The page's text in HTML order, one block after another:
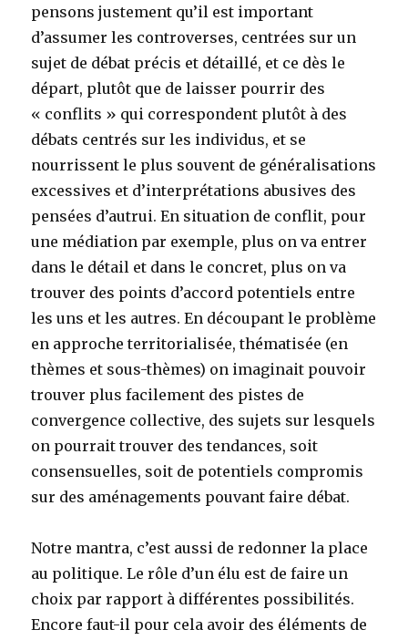
pensons justement qu’il est important
d’assumer les controverses, centrées sur un
sujet de débat précis et détaillé, et ce dès le
départ, plutôt que de laisser pourrir des
« conflits » qui correspondent plutôt à des
débats centrés sur les individus, et se
nourrissent le plus souvent de généralisations
excessives et d’interprétations abusives des
pensées d’autrui. En situation de conflit, pour
une médiation par exemple, plus on va entrer
dans le détail et dans le concret, plus on va
trouver des points d’accord potentiels entre
les uns et les autres. En découpant le problème
en approche territorialisée, thématisée (en
thèmes et sous-thèmes) on imaginait pouvoir
trouver plus facilement des pistes de
convergence collective, des sujets sur lesquels
on pourrait trouver des tendances, soit
consensuelles, soit de potentiels compromis
sur des aménagements pouvant faire débat.
Notre mantra, c’est aussi de redonner la place
au politique. Le rôle d’un élu est de faire un
choix par rapport à différentes possibilités.
Encore faut-il pour cela avoir des éléments de